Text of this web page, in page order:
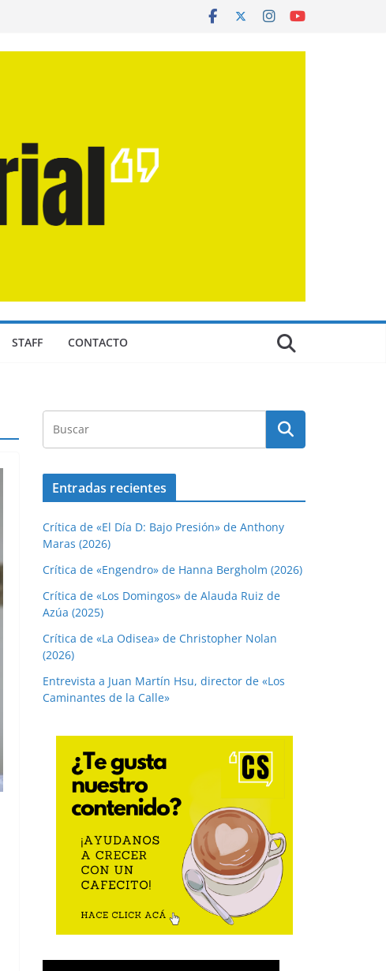
STAFF CONTACTO
Entradas recientes
Crítica de «El Día D: Bajo Presión» de Anthony
Maras (2026)
Crítica de «Engendro» de Hanna Bergholm (2026)
Crítica de «Los Domingos» de Alauda Ruiz de
Azúa (2025)
Crítica de «La Odisea» de Christopher Nolan
(2026)
Entrevista a Juan Martín Hsu, director de «Los
Caminantes de la Calle»